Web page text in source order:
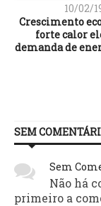
10/02/
Crescimento
forte calor
demanda de
SEM
Sem
Não há
primeiro a